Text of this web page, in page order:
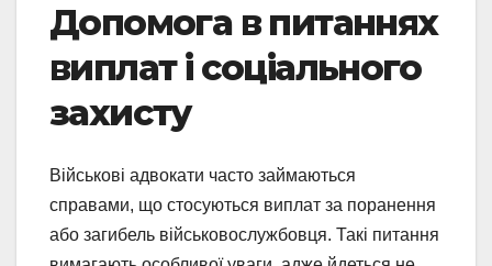
Допомога в питаннях
виплат і соціального
захисту
Військові адвокати часто займаються
справами, що стосуються виплат за поранення
або загибель військовослужбовця. Такі питання